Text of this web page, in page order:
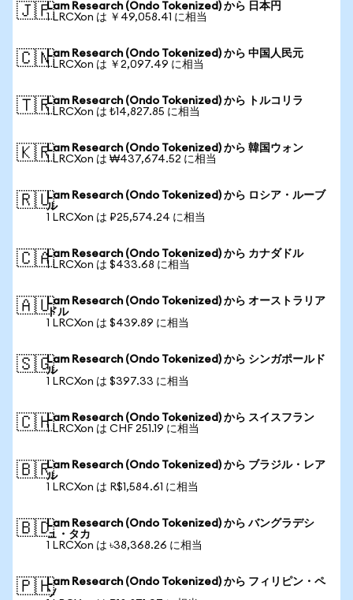
🇯🇵Lam Research (Ondo Tokenized) から 日本円
1 LRCXon は ￥49,058.41 に相当
🇨🇳Lam Research (Ondo Tokenized) から 中国人民元
1 LRCXon は ￥2,097.49 に相当
🇹🇷Lam Research (Ondo Tokenized) から トルコリラ
1 LRCXon は ₺14,827.85 に相当
🇰🇷Lam Research (Ondo Tokenized) から 韓国ウォン
1 LRCXon は ₩437,674.52 に相当
🇷🇺Lam Research (Ondo Tokenized) から ロシア・ルーブ
ル
1 LRCXon は ₽25,574.24 に相当
🇨🇦Lam Research (Ondo Tokenized) から カナダドル
1 LRCXon は $433.68 に相当
🇦🇺Lam Research (Ondo Tokenized) から オーストラリア
ドル
1 LRCXon は $439.89 に相当
🇸🇬Lam Research (Ondo Tokenized) から シンガポールド
ル
1 LRCXon は $397.33 に相当
🇨🇭Lam Research (Ondo Tokenized) から スイスフラン
1 LRCXon は CHF 251.19 に相当
🇧🇷Lam Research (Ondo Tokenized) から ブラジル・レア
ル
1 LRCXon は R$1,584.61 に相当
🇧🇩Lam Research (Ondo Tokenized) から バングラデシ
ュ・タカ
1 LRCXon は ৳38,368.26 に相当
🇵🇭Lam Research (Ondo Tokenized) から フィリピン・ペ
ソ